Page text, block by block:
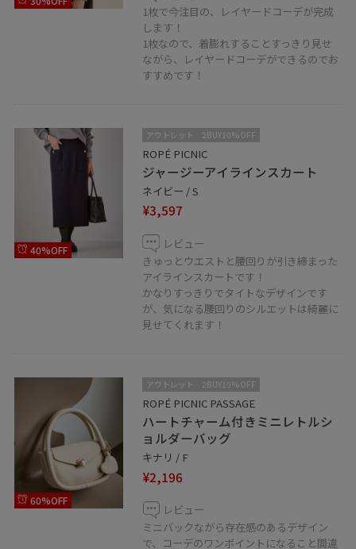
1枚で今注目の、レイヤードコーデが完成
します！
1枚なので、着膨れすることすっきり見せ
ながら、レイヤードコーデができるのでお
すすめです！
40%OFF
アウトレット 2BUY10%OFF
ROPÉ PICNIC
ジャージーアイラインスカート
ネイビー / S
¥3,597
レビュー
きゅっとウエストと腰回りが引き締まった
アイラインスカートです！
かなりすっきりでタイトなデザインです
が、気になる腰回りのシルエットは綺麗に
見せてくれます！
60%OFF
アウトレット 2BUY10%OFF
ROPÉ PICNIC PASSAGE
ハートチャーム付きミニレトルシ
ョルダーバッグ
キナリ / F
¥2,196
レビュー
ミニバックながら存在感のあるデザイン
で、コーデのワンポイントになること間違